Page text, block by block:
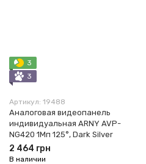
3
3
Артикул: 19488
Аналоговая видеопанель
индивидуальная ARNY AVP-
NG420 1Мп 125°, Dark Silver
2 464 грн
В наличии